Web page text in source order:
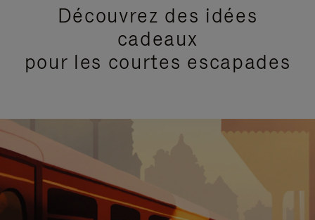
Découvrez des idées
cadeaux
pour les courtes escapades